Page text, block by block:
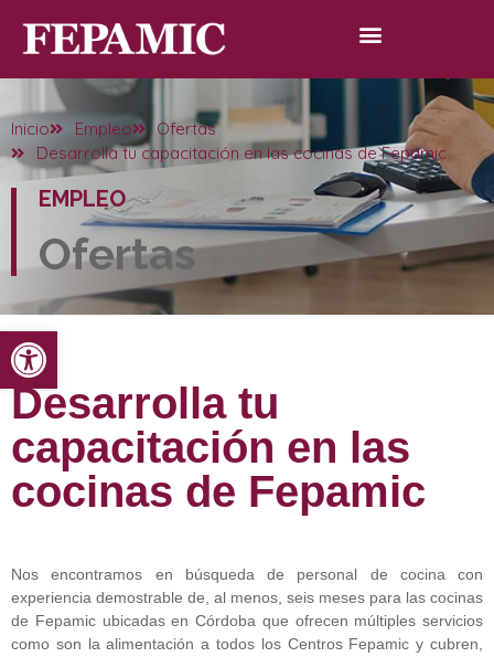
Abrir barra de herramientas
Inicio Empleo
Ofertas
Desarrolla tu capacitación en las cocinas de Fepamic
EMPLEO
Ofertas
Desarrolla tu
capacitación en las
cocinas de Fepamic
Nos encontramos en búsqueda de personal de cocina con
experiencia demostrable de, al menos, seis meses para las cocinas
de Fepamic ubicadas en Córdoba que ofrecen múltiples servicios
como son la alimentación a todos los Centros Fepamic y cubren,